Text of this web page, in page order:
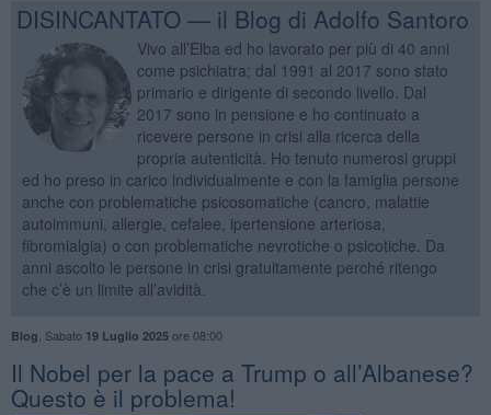
DISINCANTATO — il Blog di Adolfo Santoro
Vivo all’Elba ed ho lavorato per più di 40 anni
come psichiatra; dal 1991 al 2017 sono stato
primario e dirigente di secondo livello. Dal
2017 sono in pensione e ho continuato a
ricevere persone in crisi alla ricerca della
propria autenticità. Ho tenuto numerosi gruppi
ed ho preso in carico individualmente e con la famiglia persone
anche con problematiche psicosomatiche (cancro, malattie
autoimmuni, allergie, cefalee, ipertensione arteriosa,
fibromialgia) o con problematiche nevrotiche o psicotiche. Da
anni ascolto le persone in crisi gratuitamente perché ritengo
che c’è un limite all’avidità.
Blog Sabato 19 Luglio 2025ore 08:00
​Il Nobel per la pace a Trump o all’Albanese?
Questo è il problema!